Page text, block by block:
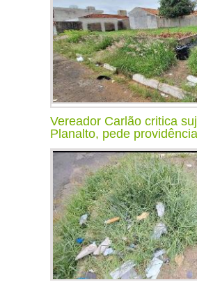
Vereador Carlão critica
Planalto, pede